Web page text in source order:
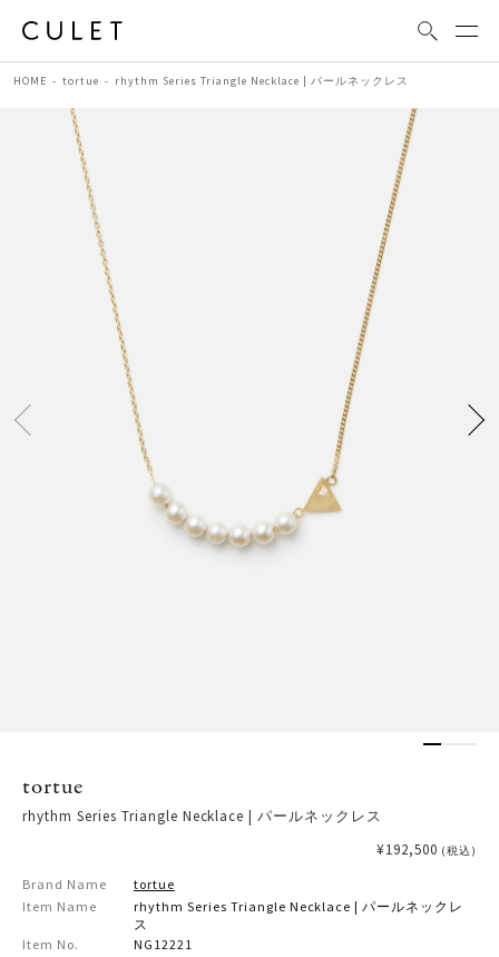
HOME tortue rhythm Series Triangle Necklace | パールネックレス
tortue
rhythm Series Triangle Necklace | パールネックレス
¥192,500 (税込)
Brand Name
tortue
Item Name
rhythm Series Triangle Necklace | パールネックレ
ス
Item No.
NG12221